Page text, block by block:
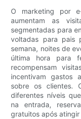
O marketing por
aumentam as
segmentadas para
voltadas para pais
semana, noites de
última hora para
recompensam
incentivam gastos
sobre os clientes.
diferentes níveis
na entrada,
gratuitos após